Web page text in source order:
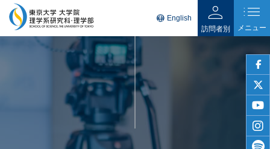
twitter
language English person
訪問者別
list
メニュー